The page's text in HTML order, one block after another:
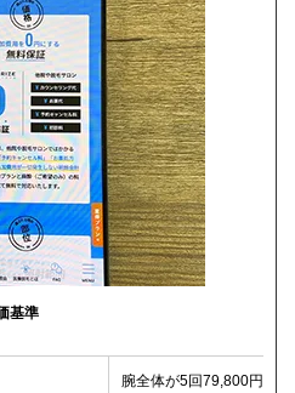
基準
腕全体が5回79,800円＆6